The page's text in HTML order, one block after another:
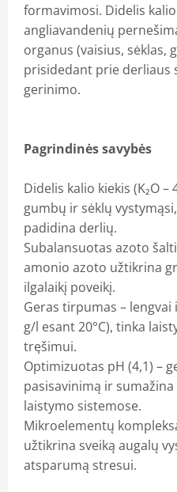
formavimosi. Didelis
angliavandenių
organus (vaisius, sėklas,
prisidedant prie derliaus
gerinimo.
Pagrindinės savybės
Didelis kalio kiekis (K₂O –
gumbų ir sėklų
padidina derlių.
Subalansuotas azoto
amonio azoto užtikrina
ilgalaikį poveikį.
Geras tirpumas –
g/l esant 20°C), tinka
tręšimui.
Optimizuotas pH (4,1) –
pasisavinimą ir
laistymo sistemose.
Mikroelementų
užtikrina sveiką augalų
atsparumą stresui.